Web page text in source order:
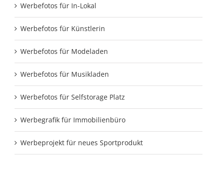
Werbefotos für In-Lokal
Werbefotos für Künstlerin
Werbefotos für Modeladen
Werbefotos für Musikladen
Werbefotos für Selfstorage Platz
Werbegrafik für Immobilienbüro
Werbeprojekt für neues Sportprodukt